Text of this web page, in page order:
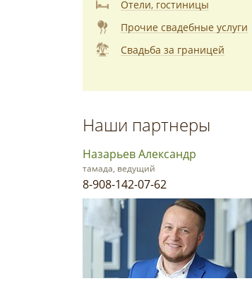
Отели, гостиницы
Прочие свадебные услуги
Свадьба за границей
Наши партнеры
Назарьев Александр
тамада, ведущий
8-908-142-07-62